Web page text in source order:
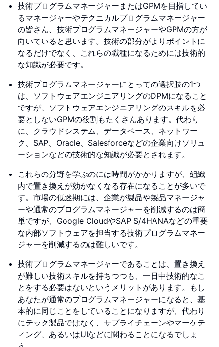
技術プログラムマネージャーまたはGPMを目指してい
るマネージャーやテクニカルプログラムマネージャー
の皆さん、技術プログラムマネージャーやGPMの方が
向いていると思います。技術の部分がよりポイントに
なるだけでなく、これらの職種になるためには技術的
な知識が必要です。
技術プログラムマネージャーにとっての選択肢の1つ
は、ソフトウェアエンジニアリングのDPMになること
ですが、ソフトウェアエンジニアリングのスキルを必
要としないGPMの役割もたくさんあります。代わり
に、クラウドシステム、データベース、ネットワー
ク、SAP、Oracle、Salesforceなどの企業向けソリュ
ーションなどの技術的な知識が必要とされます。
これらの分野を学ぶのには時間がかかりますが、組織
内で置き換えが効かなくなる存在になることが多いで
す。市場の低迷期には、企業が製品や製品マネージャ
ーや通常のプログラムマネージャーを削減するのは簡
単ですが、Google CloudやSAP S/4HANAなどの重要
な内部ソフトウェアを担当する技術プログラムマネー
ジャーを削減するのは難しいです。
技術プログラムマネージャーであることは、置き換え
が難しい技術スキルを持ちつつも、一日中技術的なこ
とをする必要はないというメリットがあります。もし
あなたが通常のプログラムマネージャーになると、基
本的に同じことをしていることになりますが、代わり
にテック製品ではなく、サプライチェーンやマーケテ
ィング、あるいはUIなどに関わることになるでしょ